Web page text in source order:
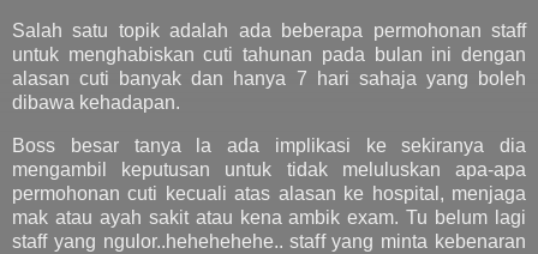
Salah satu topik adalah ada beberapa permohonan staff
untuk menghabiskan cuti tahunan pada bulan ini dengan
alasan cuti banyak dan hanya 7 hari sahaja yang boleh
dibawa kehadapan.
Boss besar tanya la ada implikasi ke sekiranya dia
mengambil keputusan untuk tidak meluluskan apa-apa
permohonan cuti kecuali atas alasan ke hospital, menjaga
mak atau ayah sakit atau kena ambik exam. Tu belum lagi
staff yang ngulor..hehehehehe.. staff yang minta kebenaran